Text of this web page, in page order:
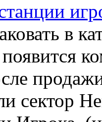
в
сектор